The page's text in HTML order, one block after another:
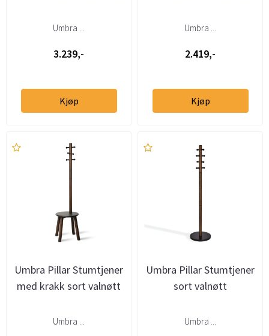
Umbra ...
3.239,-
Kjøp
Umbra ...
2.419,-
Kjøp
Umbra Pillar Stumtjener
med krakk sort valnøtt
Umbra ...
Umbra Pillar Stumtjener
sort valnøtt
Umbra ...